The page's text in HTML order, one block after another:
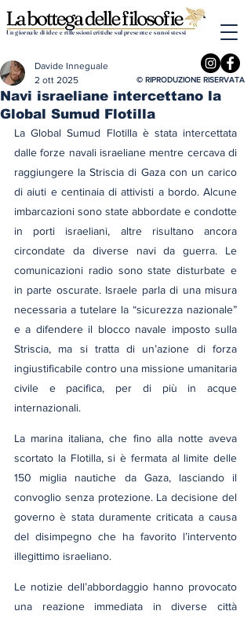
Un giornale di idee e riflessioni critiche sul presente e su noi stessi
Navi israeliane intercettano la
Global Sumud Flotilla
Davide Inneguale
2 ott 2025
La Global Sumud Flotilla è stata intercettata
dalle forze navali israeliane mentre cercava di
raggiungere la Striscia di Gaza con un carico
di aiuti e centinaia di attivisti a bordo. Alcune
imbarcazioni sono state abbordate e condotte
in porti israeliani, altre risultano ancora
circondate da diverse navi da guerra. Le
comunicazioni radio sono state disturbate e
in parte oscurate. Israele parla di una misura
necessaria a tutelare la “sicurezza nazionale”
e a difendere il blocco navale imposto sulla
Striscia, ma si tratta di un’azione di forza
ingiustificabile contro una missione umanitaria
civile e pacifica, per di più in acque
internazionali.
La marina italiana, che fino alla notte aveva
scortato la Flotilla, si è fermata al limite delle
150 miglia nautiche da Gaza, lasciando il
convoglio senza protezione. La decisione del
governo è stata duramente criticata a causa
del disimpegno che ha favorito l’intervento
illegittimo israeliano.
Le notizie dell’abbordaggio hanno provocato
una reazione immediata in diverse città
© RIPRODUZIONE RISERVATA